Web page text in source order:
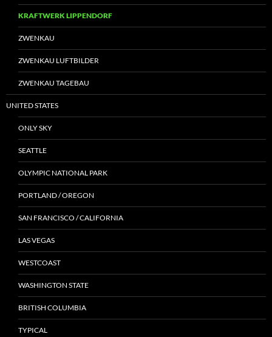
KRAFTWERK LIPPENDORF
ZWENKAU
ZWENKAU LUFTBILDER
ZWENKAU TAGEBAU
UNITED STATES
ONLY SKY
SEATTLE
OLYMPIC NATIONAL PARK
PORTLAND / OREGON
SAN FRANCISCO / CALIFORNIA
LAS VEGAS
WESTCOAST
WASHINGTON STATE
BRITISH COLUMBIA
TYPICAL